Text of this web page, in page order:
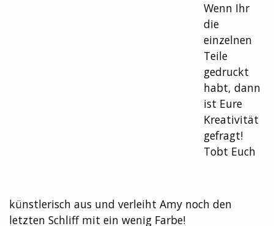
Wenn Ihr
die
einzelnen
Teile
gedruckt
habt, dann
ist Eure
Kreativität
gefragt!
Tobt Euch
künstlerisch aus und verleiht Amy noch den
letzten Schliff mit ein wenig Farbe!